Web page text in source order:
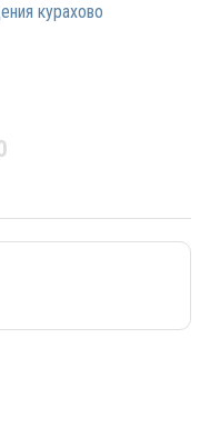
курахово